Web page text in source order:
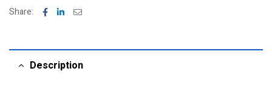
Share: Facebook
LinkedinEmail
Description